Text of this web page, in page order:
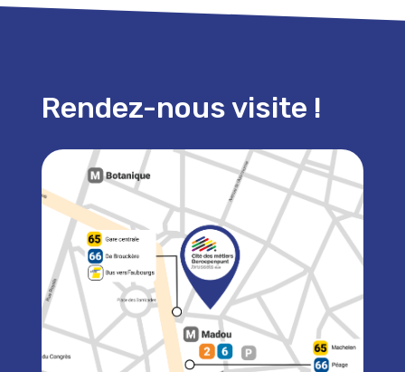
Rendez-nous visite !